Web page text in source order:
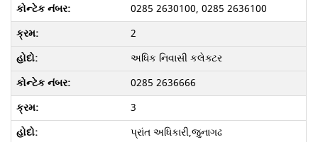
0285 2630100, 0285 2636100
2
અધિક નિવાસી કલેક્ટર
0285 2636666
3
પ્રાંત અધિકારી,જુનાગઢ